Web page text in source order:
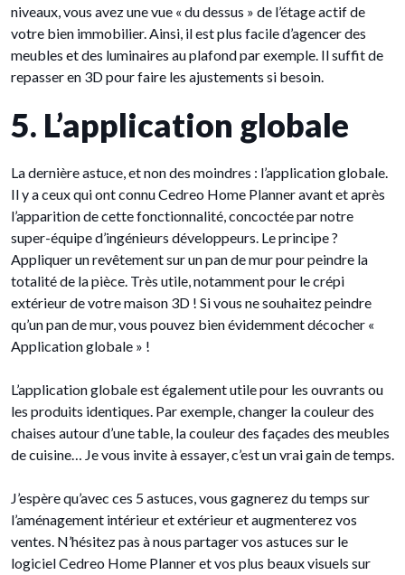
niveaux, vous avez une vue « du dessus » de l’étage actif de
votre bien immobilier. Ainsi, il est plus facile d’agencer des
meubles et des luminaires au plafond par exemple. Il suffit de
repasser en 3D pour faire les ajustements si besoin.
5. L’application globale
La dernière astuce, et non des moindres : l’application globale.
Il y a ceux qui ont connu Cedreo Home Planner avant et après
l’apparition de cette fonctionnalité, concoctée par notre
super-équipe d’ingénieurs développeurs. Le principe ?
Appliquer un revêtement sur un pan de mur pour peindre la
totalité de la pièce. Très utile, notamment pour le crépi
extérieur de votre maison 3D ! Si vous ne souhaitez peindre
qu’un pan de mur, vous pouvez bien évidemment décocher «
Application globale » !
L’application globale est également utile pour les ouvrants ou
les produits identiques. Par exemple, changer la couleur des
chaises autour d’une table, la couleur des façades des meubles
de cuisine… Je vous invite à essayer, c’est un vrai gain de temps.
J’espère qu’avec ces 5 astuces, vous gagnerez du temps sur
l’aménagement intérieur et extérieur et augmenterez vos
ventes. N’hésitez pas à nous partager vos astuces sur le
logiciel Cedreo Home Planner et vos plus beaux visuels sur